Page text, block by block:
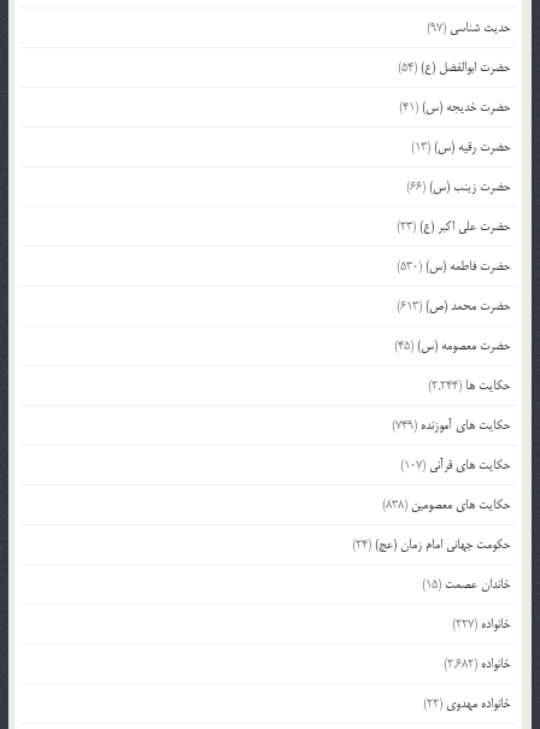
حدیث شناسی (97)
حضرت ابوالفضل (ع)(54)
حضرت خدیجه (س)(41)
حضرت رقیه (س)(13)
حضرت زینب (س)(66)
حضرت علی اکبر (ع)(23)
حضرت فاطمه (س)(530)
حضرت محمد (ص)(613)
حضرت معصومه (س)(45)
حکایت ها (2,244)
حکایت های آموزنده (749)
حکایت های قرآنی (107)
حکایت های معصومین (838)
حکومت جهانی امام زمان (عج)(24)
خاندان عصمت (15)
خانواده (227)
خانواده (2,682)
خانواده مهدوی (22)